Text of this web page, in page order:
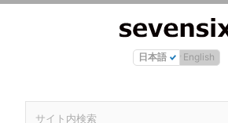
日本語 English